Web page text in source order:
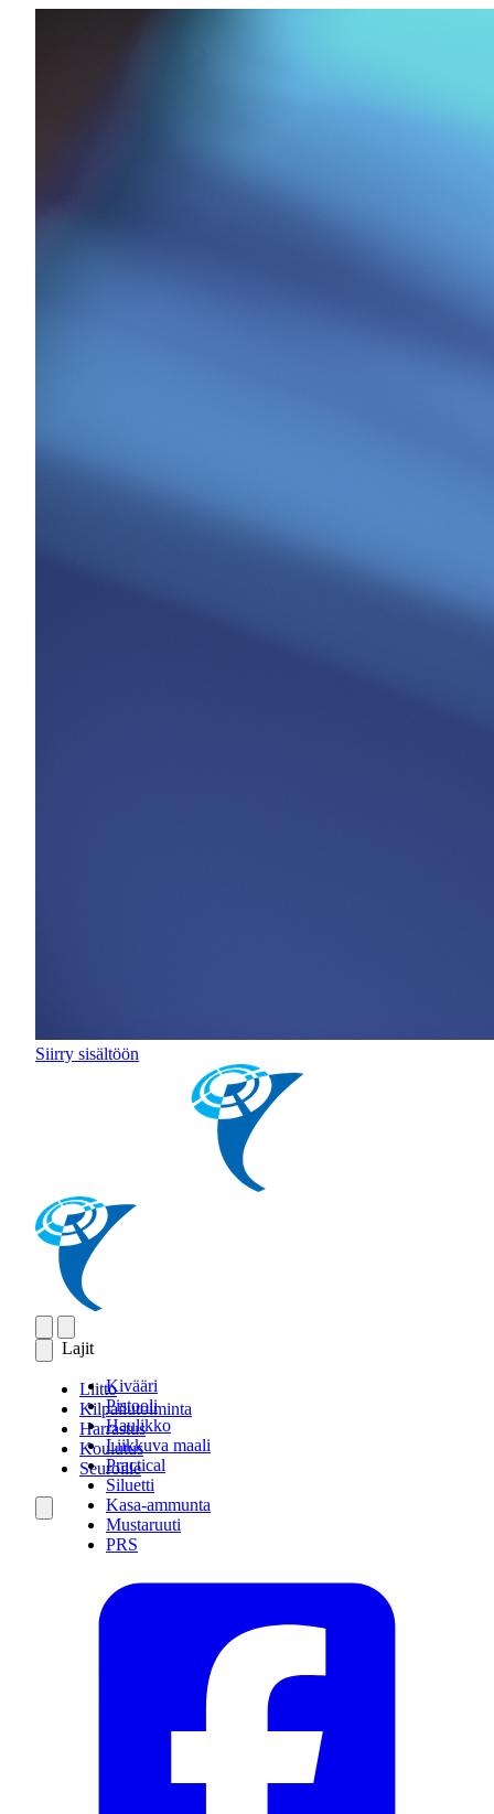
Siirry sisältöön
Lajit
Kivääri
Pistooli
Haulikko
Liikkuva maali
Practical
Siluetti
Kasa-ammunta
Mustaruuti
PRS
Liitto
Kilpailutoiminta
Harrastus
Koulutus
Seuroille